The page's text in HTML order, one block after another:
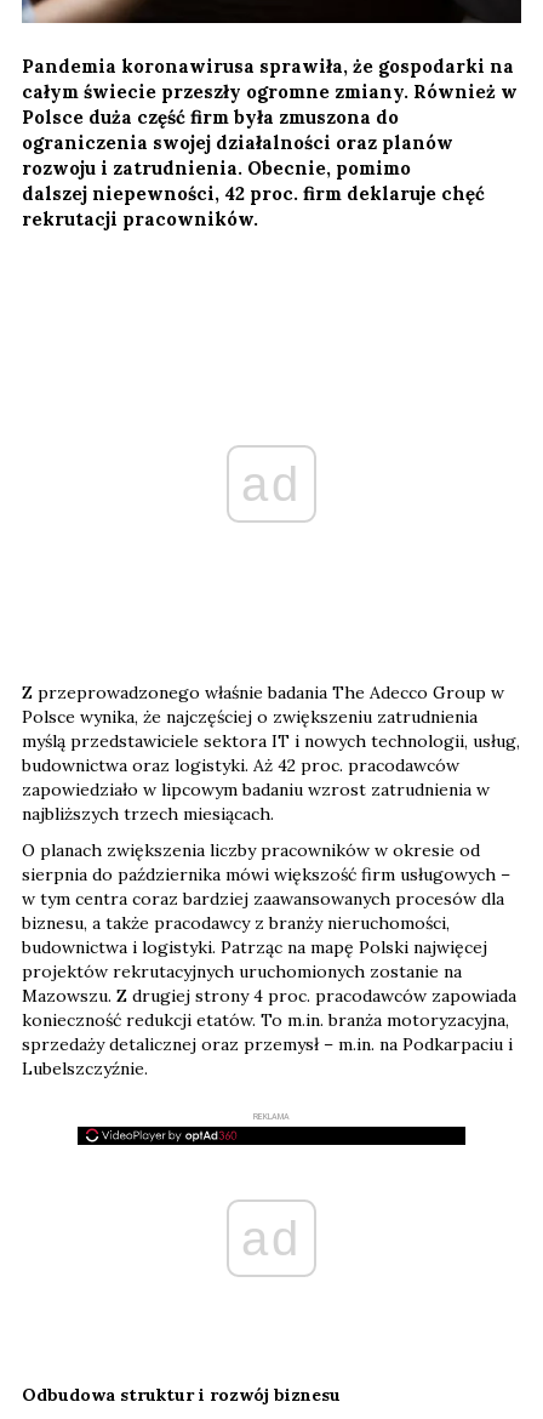
Pandemia koronawirusa sprawiła, że gospodarki na
całym świecie przeszły ogromne zmiany. Również w
Polsce duża część firm była zmuszona do
ograniczenia swojej działalności oraz planów
rozwoju i zatrudnienia. Obecnie, pomimo
dalszej niepewności, 42 proc. firm deklaruje chęć
rekrutacji pracowników.
ad
Z przeprowadzonego właśnie badania The Adecco Group w
Polsce wynika, że najczęściej o zwiększeniu zatrudnienia
myślą przedstawiciele sektora IT i nowych technologii, usług,
budownictwa oraz logistyki. Aż 42 proc. pracodawców
zapowiedziało w lipcowym badaniu wzrost zatrudnienia w
najbliższych trzech miesiącach.
O planach zwiększenia liczby pracowników w okresie od
sierpnia do października mówi większość firm usługowych –
w tym centra coraz bardziej zaawansowanych procesów dla
biznesu, a także pracodawcy z branży nieruchomości,
budownictwa i logistyki. Patrząc na mapę Polski najwięcej
projektów rekrutacyjnych uruchomionych zostanie na
Mazowszu. Z drugiej strony 4 proc. pracodawców zapowiada
konieczność redukcji etatów. To m.in. branża motoryzacyjna,
sprzedaży detalicznej oraz przemysł – m.in. na Podkarpaciu i
Lubelszczyźnie.
REKLAMA
ad
Odbudowa struktur i rozwój biznesu